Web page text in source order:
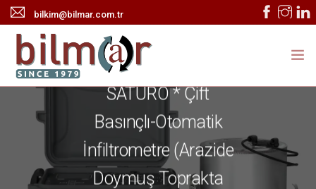
bilkim@bilmar.com.tr
ÜRÜNLER
SATURO * Çift
Basınçlı-Otomatik
İnfiltrometre (Arazide
Doymuş Toprakta